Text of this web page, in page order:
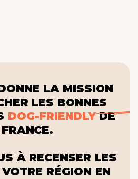
LA MISSION
LES BONNES
DOG-FRIENDLYDE
FRANCE.
À RECENSER LES
RÉGION EN